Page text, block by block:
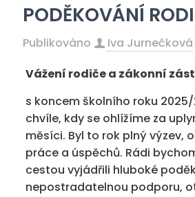
PODĚKOVÁNÍ
Publikováno
Iva Jurnečková
Vážení rodiče a zákonní
s koncem školního roku
chvíle, kdy se ohlížíme za
měsíci. Byl to rok plný výzev,
práce a úspěchů. Rádi
cestou vyjádřili hluboké
nepostradatelnou podporu,